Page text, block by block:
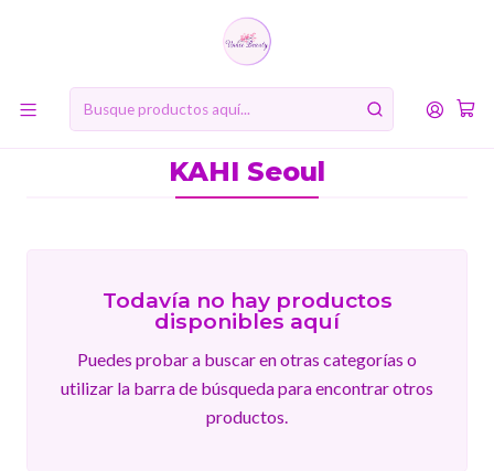
10% de descuento en tu primera compra online. Código: BIENVENIDA10
KAHI Seoul
Todavía no hay productos
disponibles aquí
Puedes probar a buscar en otras categorías o
utilizar la barra de búsqueda para encontrar otros
productos.